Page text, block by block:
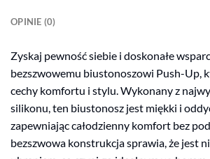
OPINIE (0)
Zyskaj pewność siebie i doskonałe
bezszwowemu biustonoszowi Push-Up,
cechy komfortu i stylu. Wykonany z
silikonu, ten biustonosz jest miękki i
zapewniając całodzienny komfort bez
bezszwowa konstrukcja sprawia, że jest